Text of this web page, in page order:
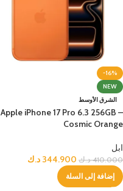
-16%
NEW
الشرق الأوسط
Apple iPhone 17 Pro 6.3 256GB –
Cosmic Orange
ابل
410.000 د.ك 344.900 د.ك
إضافة إلى السلة